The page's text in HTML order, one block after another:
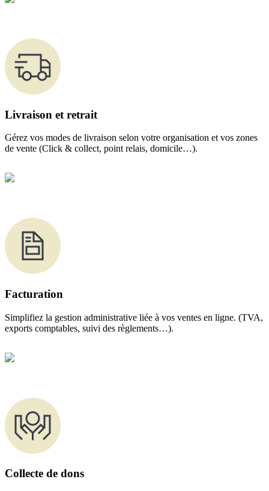
Livraison et retrait
Gérez vos modes de livraison selon votre organisation et vos zones
de vente (Click & collect, point relais, domicile…).
Facturation
Simplifiez la gestion administrative liée à vos ventes en ligne. (TVA,
exports comptables, suivi des règlements…).
Collecte de dons